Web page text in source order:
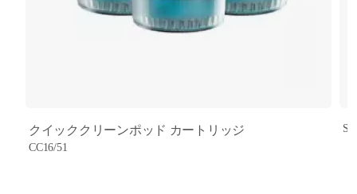
クイッククリーンポッド カートリッジ
CC16/51